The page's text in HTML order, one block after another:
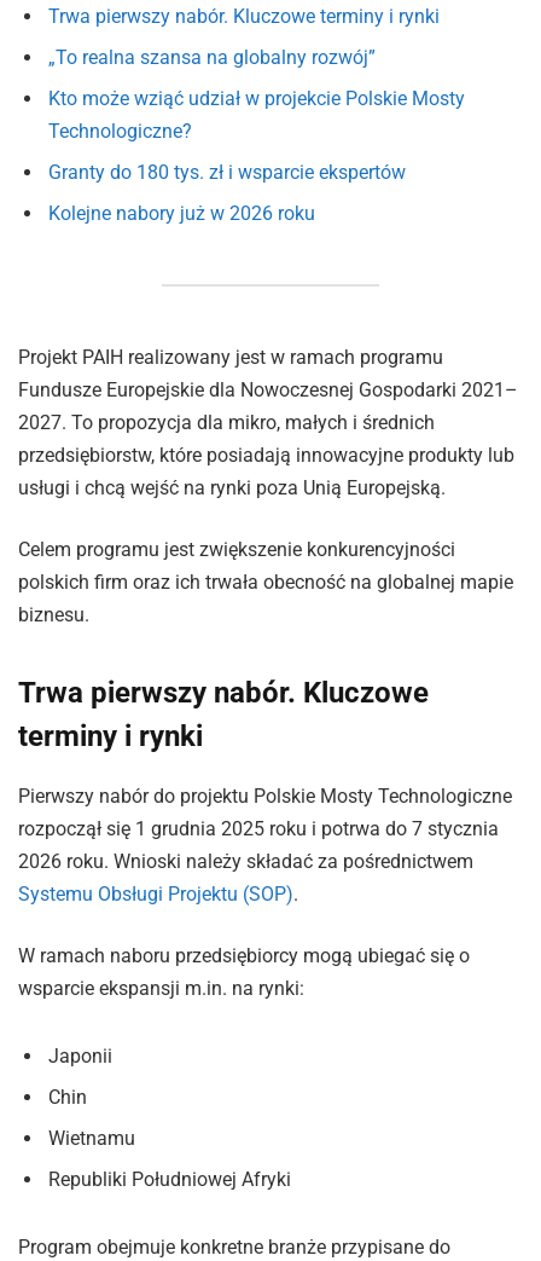
Trwa pierwszy nabór. Kluczowe terminy i rynki
„To realna szansa na globalny rozwój”
Kto może wziąć udział w projekcie Polskie Mosty
Technologiczne?
Granty do 180 tys. zł i wsparcie ekspertów
Kolejne nabory już w 2026 roku
Projekt PAIH realizowany jest w ramach programu
Fundusze Europejskie dla Nowoczesnej Gospodarki 2021–
2027. To propozycja dla mikro, małych i średnich
przedsiębiorstw, które posiadają innowacyjne produkty lub
usługi i chcą wejść na rynki poza Unią Europejską.
Celem programu jest zwiększenie konkurencyjności
polskich firm oraz ich trwała obecność na globalnej mapie
biznesu.
Trwa pierwszy nabór. Kluczowe
terminy i rynki
Pierwszy nabór do projektu Polskie Mosty Technologiczne
rozpoczął się 1 grudnia 2025 roku i potrwa do 7 stycznia
2026 roku. Wnioski należy składać za pośrednictwem
Systemu Obsługi Projektu (SOP).
W ramach naboru przedsiębiorcy mogą ubiegać się o
wsparcie ekspansji m.in. na rynki:
Japonii
Chin
Wietnamu
Republiki Południowej Afryki
Program obejmuje konkretne branże przypisane do